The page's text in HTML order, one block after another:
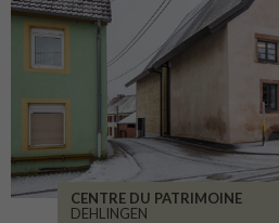
CENTRE DU PATRIMOINE
DEHLINGEN